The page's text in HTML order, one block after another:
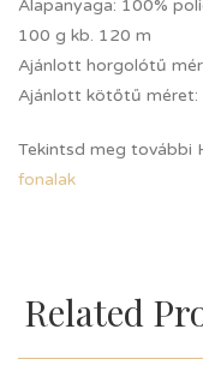
Alapanyaga: 100%
100 g kb. 120 m
Ajánlott horgolótű
Ajánlott kötőtű méret:
Tekintsd meg további
fonalak
Related